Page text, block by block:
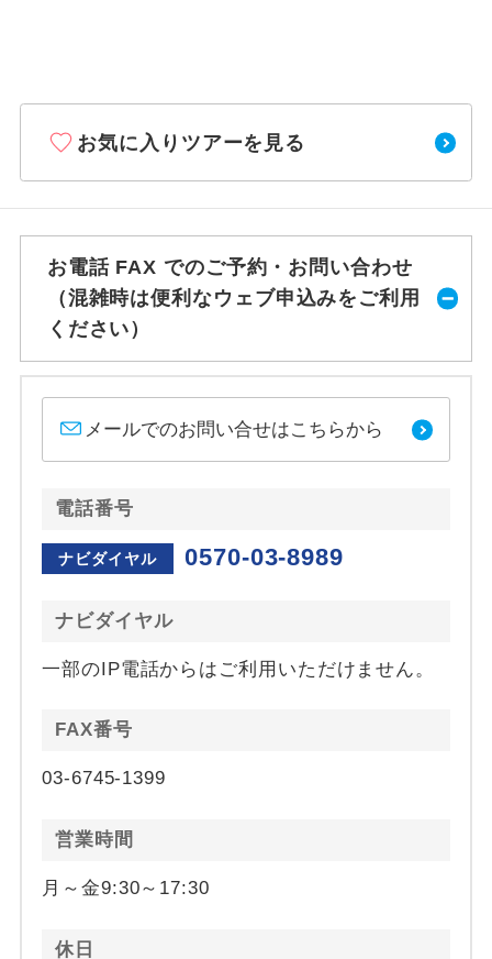
お気に入りツアーを見る
お電話 FAX でのご予約・お問い合わせ
（混雑時は便利なウェブ申込みをご利用
ください）
メールでのお問い合せはこちらから
電話番号
ナビダイヤル 0570-03-8989
ナビダイヤル
一部のIP電話からはご利用いただけません。
FAX番号
03-6745-1399
営業時間
月～金9:30～17:30
休日